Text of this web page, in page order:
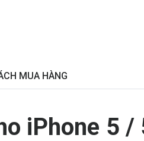
MUA HÀNG
iPhone 5